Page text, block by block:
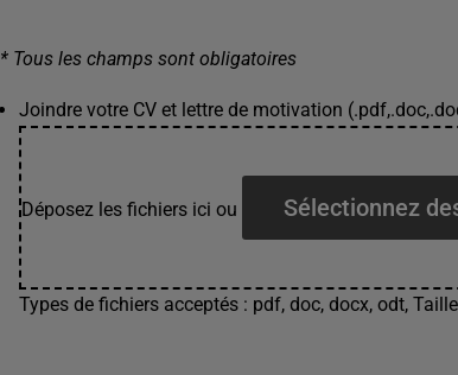
* Tous les champs sont obligatoires
Joindre votre CV et lettre de motivation
Déposez les fichiers ici ou Sélectionnez
Types de fichiers acceptés : pdf, doc, docx, odt,